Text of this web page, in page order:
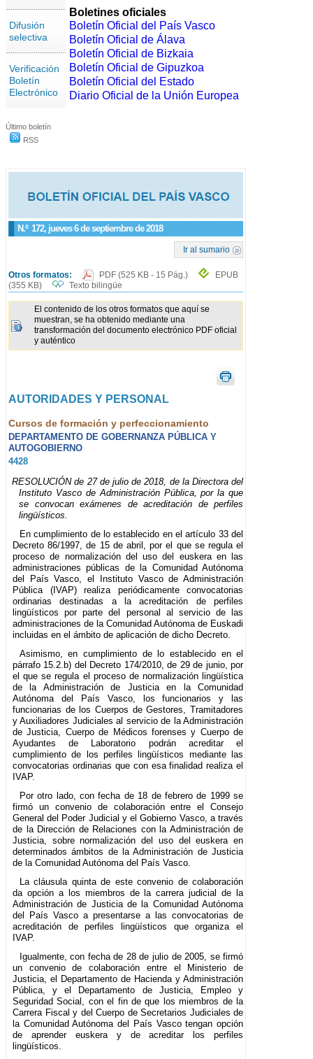
Difusión
selectiva
Verificación
Boletín
Electrónico
Último boletín
RSS
N.º 172, jueves 6 de septiembre de 2018
Ir al sumario
Otros formatos: PDF (525 KB - 15 Pág.)
EPUB
(355 KB)
Texto bilingüe
El contenido de los otros formatos que aquí se
muestran, se ha obtenido mediante una
transformación del documento electrónico PDF oficial
y auténtico
AUTORIDADES Y PERSONAL
Cursos de formación y perfeccionamiento
DEPARTAMENTO DE GOBERNANZA PÚBLICA Y
AUTOGOBIERNO
4428
RESOLUCIÓN de 27 de julio de 2018, de la Directora del
Instituto Vasco de Administración Pública, por la que
se convocan exámenes de acreditación de perfiles
lingüísticos.
En cumplimiento de lo establecido en el artículo 33 del
Decreto 86/1997, de 15 de abril, por el que se regula el
proceso de normalización del uso del euskera en las
administraciones públicas de la Comunidad Autónoma
del País Vasco, el Instituto Vasco de Administración
Pública (IVAP) realiza periódicamente convocatorias
ordinarias destinadas a la acreditación de perfiles
lingüísticos por parte del personal al servicio de las
administraciones de la Comunidad Autónoma de Euskadi
incluidas en el ámbito de aplicación de dicho Decreto.
Asimismo, en cumplimiento de lo establecido en el
párrafo 15.2.b) del Decreto 174/2010, de 29 de junio, por
el que se regula el proceso de normalización lingüística
de la Administración de Justicia en la Comunidad
Autónoma del País Vasco, los funcionarios y las
funcionarias de los Cuerpos de Gestores, Tramitadores
y Auxiliadores Judiciales al servicio de la Administración
de Justicia, Cuerpo de Médicos forenses y Cuerpo de
Ayudantes de Laboratorio podrán acreditar el
cumplimiento de los perfiles lingüísticos mediante las
convocatorias ordinarias que con esa finalidad realiza el
IVAP.
Por otro lado, con fecha de 18 de febrero de 1999 se
firmó un convenio de colaboración entre el Consejo
General del Poder Judicial y el Gobierno Vasco, a través
de la Dirección de Relaciones con la Administración de
Justicia, sobre normalización del uso del euskera en
determinados ámbitos de la Administración de Justicia
de la Comunidad Autónoma del País Vasco.
La cláusula quinta de este convenio de colaboración
da opción a los miembros de la carrera judicial de la
Administración de Justicia de la Comunidad Autónoma
del País Vasco a presentarse a las convocatorias de
acreditación de perfiles lingüísticos que organiza el
IVAP.
Igualmente, con fecha de 28 de julio de 2005, se firmó
un convenio de colaboración entre el Ministerio de
Justicia, el Departamento de Hacienda y Administración
Pública, y el Departamento de Justicia, Empleo y
Seguridad Social, con el fin de que los miembros de la
Carrera Fiscal y del Cuerpo de Secretarios Judiciales de
la Comunidad Autónoma del País Vasco tengan opción
de aprender euskera y de acreditar los perfiles
lingüísticos.
Boletines oficiales
Boletín Oficial del País Vasco
Boletín Oficial de Álava
Boletín Oficial de Bizkaia
Boletín Oficial de Gipuzkoa
Boletín Oficial del Estado
Diario Oficial de la Unión Europea